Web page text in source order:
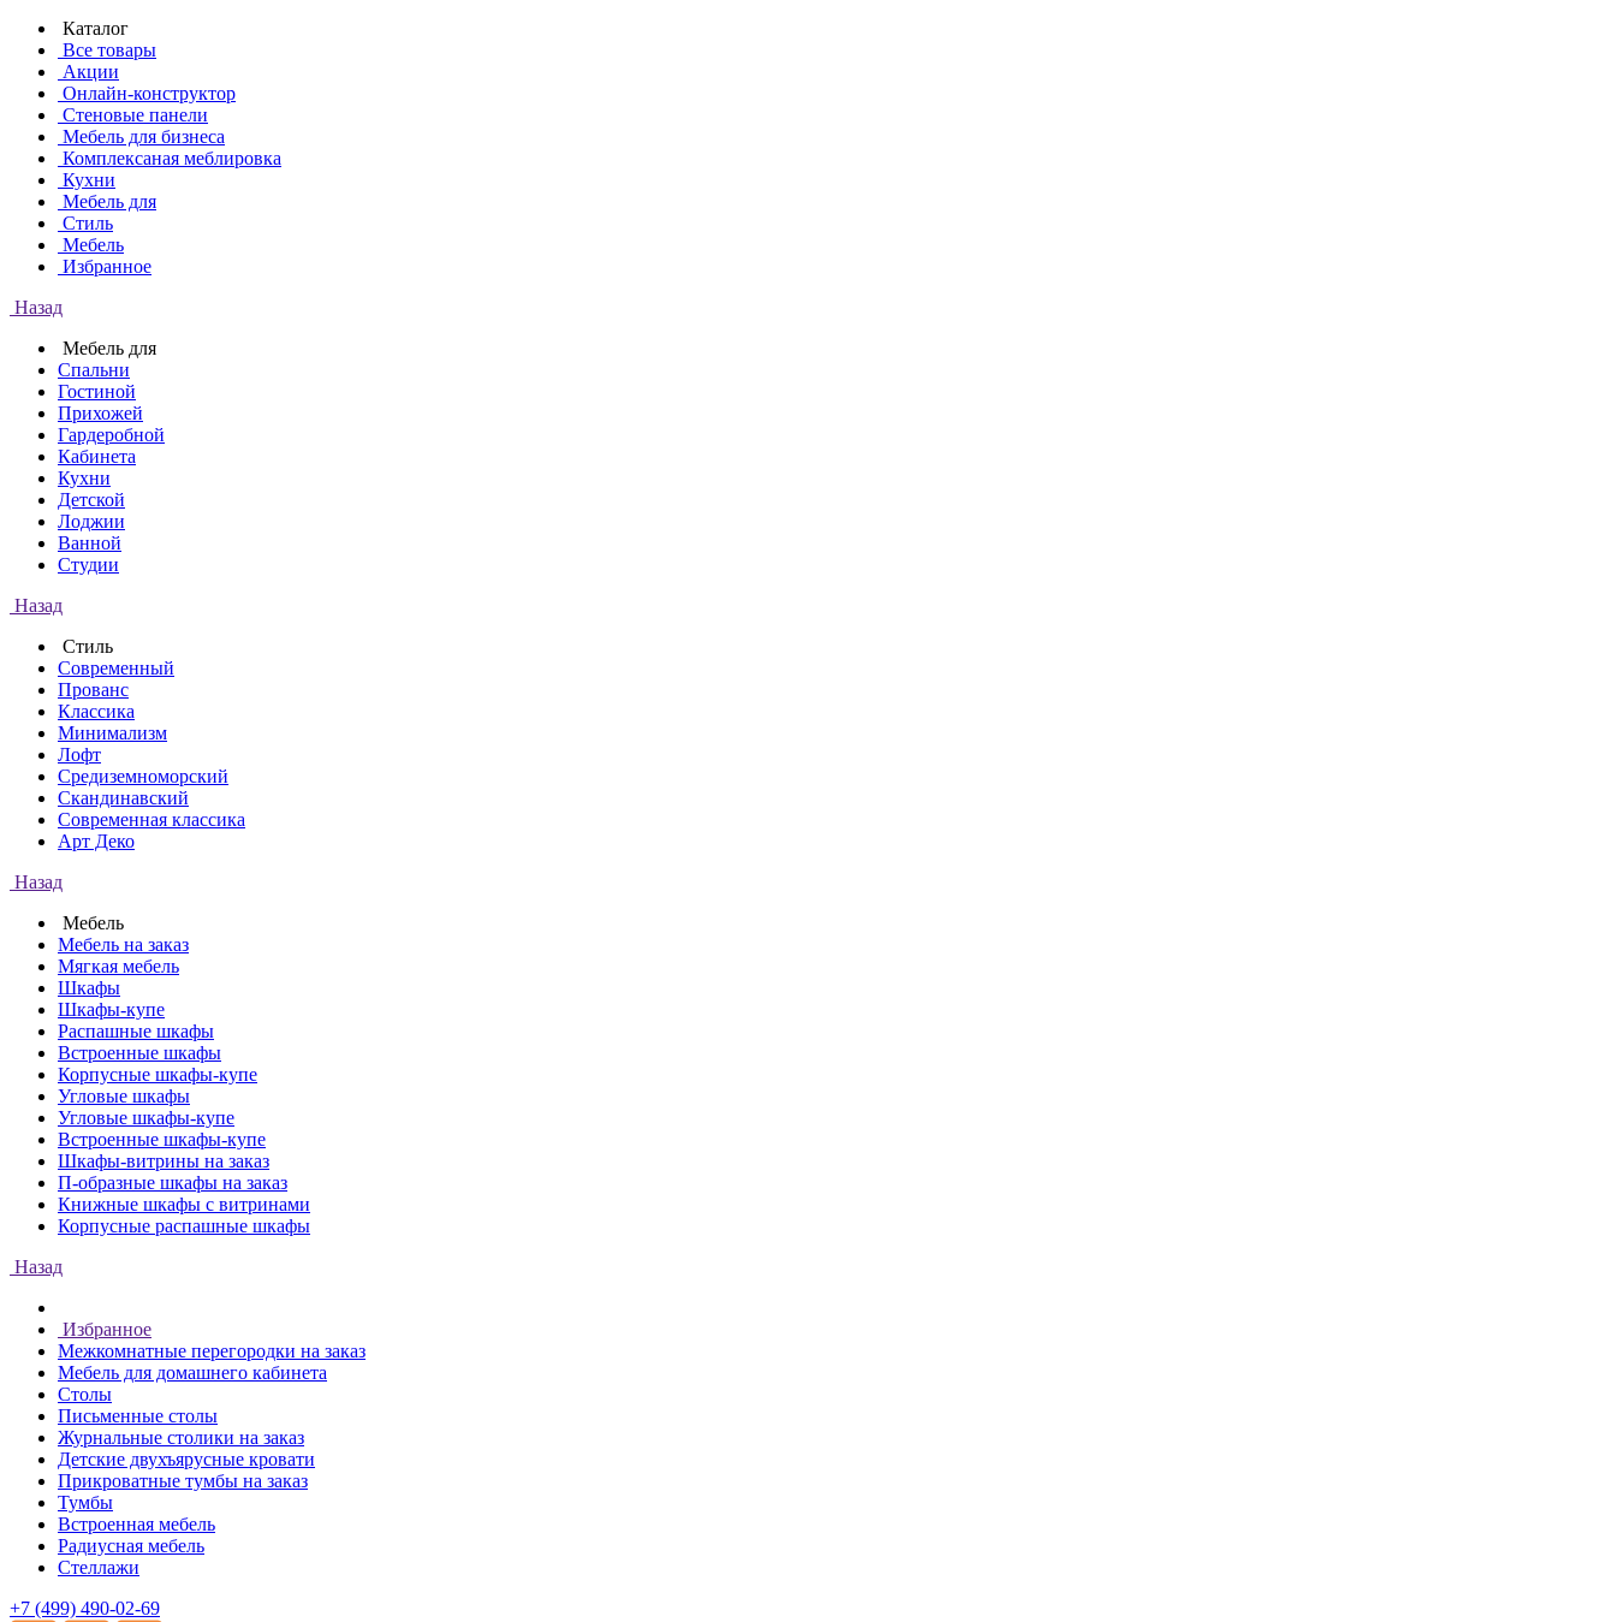
Каталог
Все товары
Акции
Онлайн-конструктор
Стеновые панели
Мебель для бизнеса
Комплексаная меблировка
Кухни
Мебель для
Стиль
Мебель
Избранное
Назад
Мебель для
Спальни
Гостиной
Прихожей
Гардеробной
Кабинета
Кухни
Детской
Лоджии
Ванной
Студии
Назад
Стиль
Современный
Прованс
Классика
Минимализм
Лофт
Средиземноморский
Скандинавский
Современная классика
Арт Деко
Назад
Мебель
Мебель на заказ
Мягкая мебель
Шкафы
Шкафы-купе
Распашные шкафы
Встроенные шкафы
Корпусные шкафы-купе
Угловые шкафы
Угловые шкафы-купе
Встроенные шкафы-купе
Шкафы-витрины на заказ
П-образные шкафы на заказ
Книжные шкафы с витринами
Корпусные распашные шкафы
Назад
Избранное
Межкомнатные перегородки на заказ
Мебель для домашнего кабинета
Столы
Письменные столы
Журнальные столики на заказ
Детские двухъярусные кровати
Прикроватные тумбы на заказ
Тумбы
Встроенная мебель
Радиусная мебель
Стеллажи
+7 (499) 490-02-69